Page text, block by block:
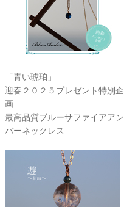
「青い琥珀」
迎春２０２５プレゼント特別企
画
最高品質ブルーサファイアアン
バーネックレス